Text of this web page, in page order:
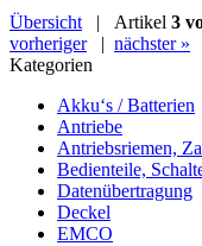
Übersicht| Artikel 3
vorheriger| nächster »
Kategorien
Akku‘s / Batterien
Antriebe
Antriebsriemen,
Bedienteile,
Datenübertragung
Deckel
EMCO